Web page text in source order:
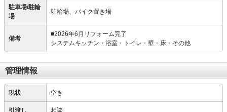
駐車場/駐輪
場
駐輪場、バイク置き場
備考
■2026年6月リフォーム完了
システムキッチン・浴室・トイレ・壁・床・その他
管理情報
現状 空き
引渡し 相談